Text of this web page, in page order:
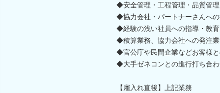
◆安全管理・工程管理・品質管
◆協力会社・パートナーさんへ
◆経験の浅い社員への指導・教育
◆積算業務、協力会社への発注
◆官公庁や民間企業などお客様
◆大手ゼネコンとの進行打ち合
【雇入れ直後】上記業務